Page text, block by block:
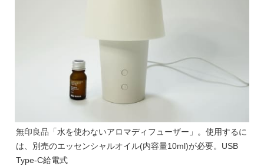
無印良品「水を使わないアロマディフューザー」。使用するに
は、別売のエッセンシャルオイル(内容量10ml)が必要。USB
Type-C給電式